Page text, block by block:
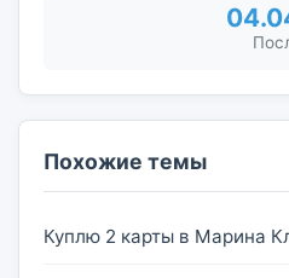
Похожие темы
Куплю 2 карты в Марина